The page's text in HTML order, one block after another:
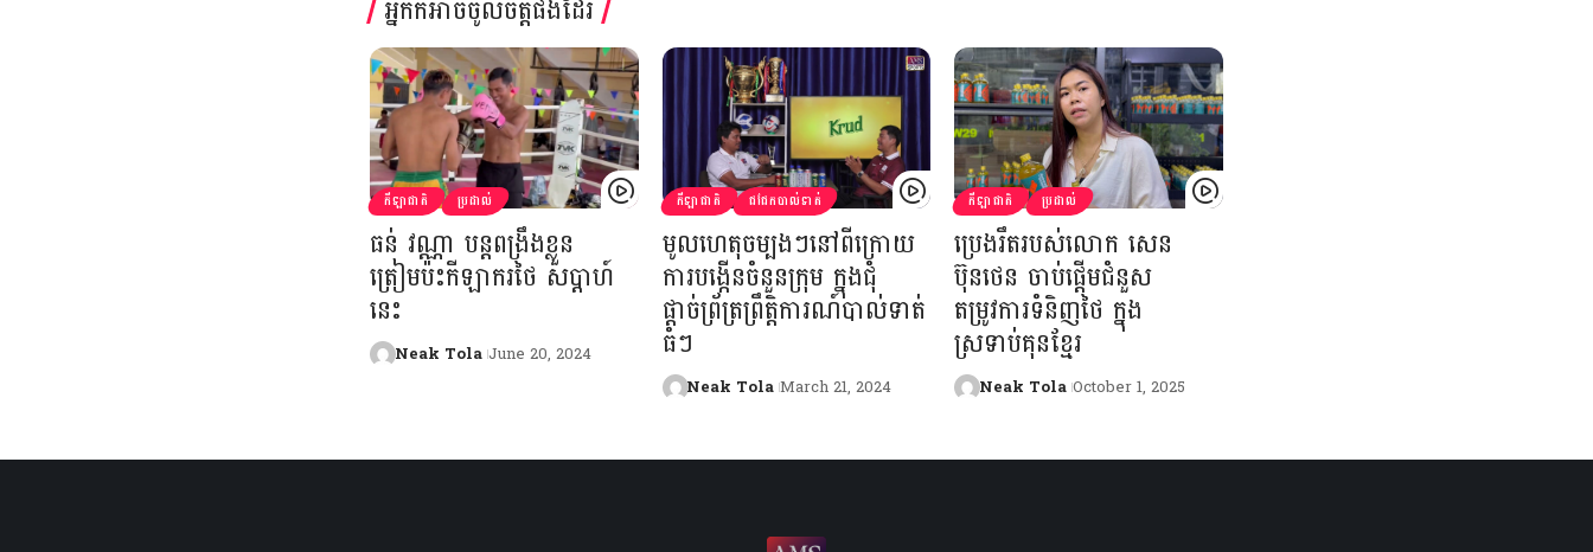
អ្នកក៏អាចចូលចិត្តផងដែរ
កីឡាជាតិ ប្រដាល់
ធន់ វណ្ណា បន្តពង្រឹងខ្លួន
ត្រៀមប៉ះកីឡាករថៃ សប្ដាហ៍
នេះ
Neak Tola June 20, 2024
កីឡាជាតិ ជជែកបាល់ទាត់
មូលហេតុចម្បងៗនៅពីក្រោយ
ការបង្កើនចំនួនក្រុម ក្នុងជុំ
ផ្ដាច់ព្រ័ត្រព្រឹត្តិការណ៍បាល់ទាត់
ធំៗ
Neak Tola March 21, 2024
កីឡាជាតិ ប្រដាល់
ប្រេងរឹតរបស់លោក សេន
ប៊ុនថេន ចាប់ផ្ដើមជំនួស
តម្រូវការទំនិញថៃ ក្នុង
ស្រទាប់គុនខ្មែរ
Neak Tola October 1, 2025